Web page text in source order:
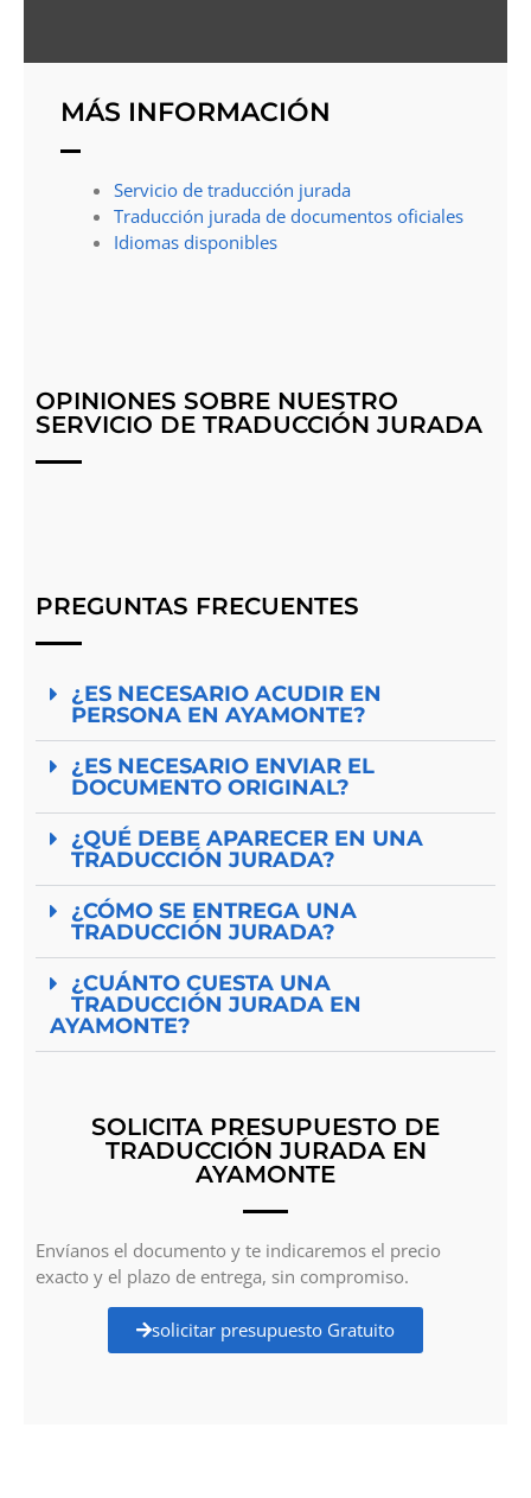
MÁS INFORMACIÓN
Servicio de traducción jurada
Traducción jurada de documentos oficiales
Idiomas disponibles
OPINIONES SOBRE NUESTRO
SERVICIO DE TRADUCCIÓN JURADA
PREGUNTAS FRECUENTES
¿ES NECESARIO ACUDIR EN
PERSONA EN AYAMONTE?
¿ES NECESARIO ENVIAR EL
DOCUMENTO ORIGINAL?
¿QUÉ DEBE APARECER EN UNA
TRADUCCIÓN JURADA?
¿CÓMO SE ENTREGA UNA
TRADUCCIÓN JURADA?
¿CUÁNTO CUESTA UNA
TRADUCCIÓN JURADA EN
AYAMONTE?
SOLICITA PRESUPUESTO DE
TRADUCCIÓN JURADA EN
AYAMONTE
Envíanos el documento y te indicaremos el precio
exacto y el plazo de entrega, sin compromiso.
solicitar presupuesto Gratuito